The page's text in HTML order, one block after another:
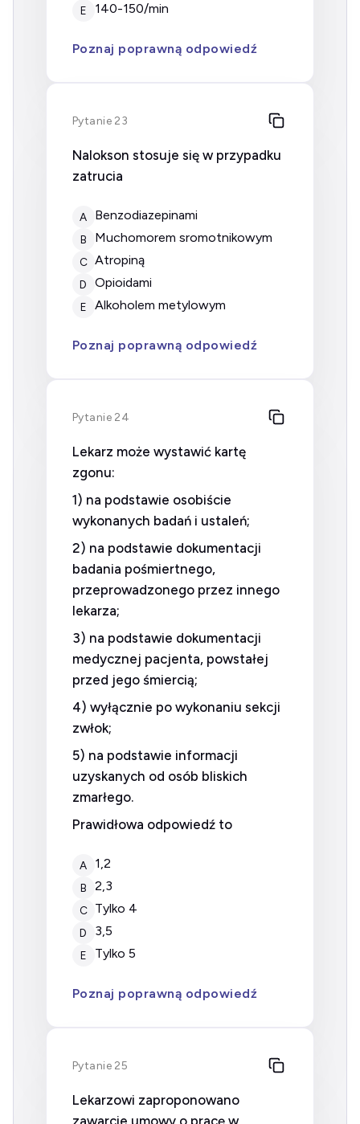
E 140-150/min
Poznaj poprawną odpowiedź
Pytanie 23
Nalokson stosuje się w przypadku
zatrucia
A benzodiazepinami
B muchomorem sromotnikowym
C atropiną
D opioidami
E alkoholem metylowym
Poznaj poprawną odpowiedź
Pytanie 24
Lekarz może wystawić kartę
zgonu:
1) na podstawie osobiście
wykonanych badań i ustaleń;
2) na podstawie dokumentacji
badania pośmiertnego,
przeprowadzonego przez innego
lekarza;
3) na podstawie dokumentacji
medycznej pacjenta, powstałej
przed jego śmiercią;
4) wyłącznie po wykonaniu sekcji
zwłok;
5) na podstawie informacji
uzyskanych od osób bliskich
zmarłego.
Prawidłowa odpowiedź to
A 1,2
B 2,3
C tylko 4
D 3,5
E tylko 5
Poznaj poprawną odpowiedź
Pytanie 25
Lekarzowi zaproponowano